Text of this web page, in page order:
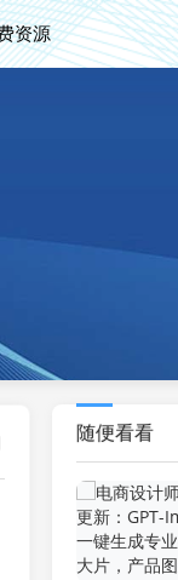
资源
随便看看